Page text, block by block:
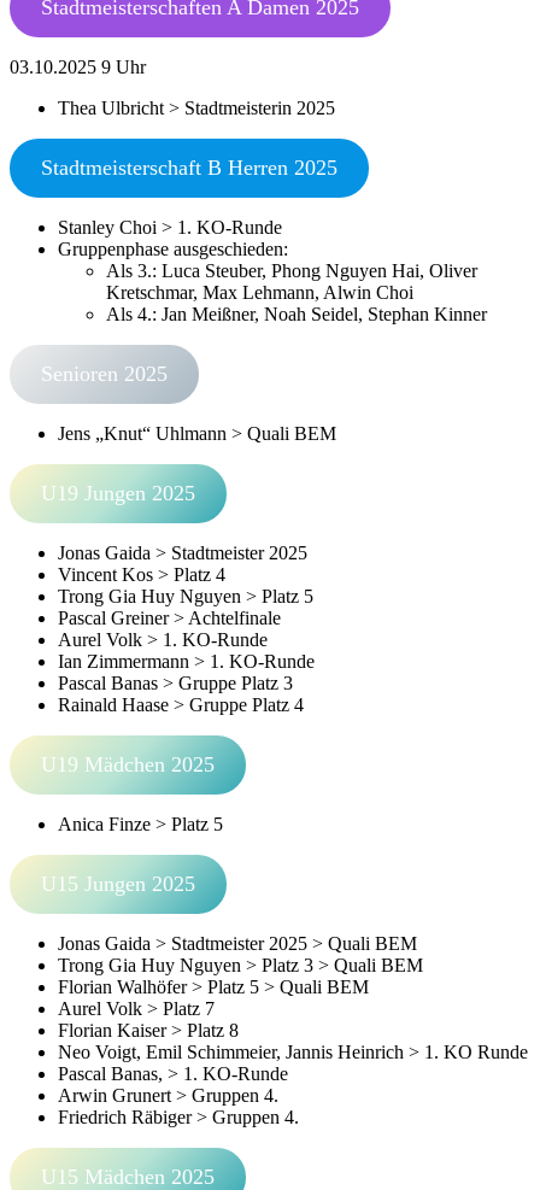
Stadtmeisterschaften A Damen 2025
03.10.2025 9 Uhr
Thea Ulbricht > Stadtmeisterin 2025
Stadtmeisterschaft B Herren 2025
Stanley Choi > 1. KO-Runde
Gruppenphase ausgeschieden:
Als 3.: Luca Steuber, Phong Nguyen Hai, Oliver
Kretschmar, Max Lehmann, Alwin Choi
Als 4.: Jan Meißner, Noah Seidel, Stephan Kinner
Senioren 2025
Jens „Knut“ Uhlmann > Quali BEM
U19 Jungen 2025
Jonas Gaida > Stadtmeister 2025
Vincent Kos > Platz 4
Trong Gia Huy Nguyen > Platz 5
Pascal Greiner > Achtelfinale
Aurel Volk > 1. KO-Runde
Ian Zimmermann > 1. KO-Runde
Pascal Banas > Gruppe Platz 3
Rainald Haase > Gruppe Platz 4
U19 Mädchen 2025
Anica Finze > Platz 5
U15 Jungen 2025
Jonas Gaida > Stadtmeister 2025 > Quali BEM
Trong Gia Huy Nguyen > Platz 3 > Quali BEM
Florian Walhöfer > Platz 5 > Quali BEM
Aurel Volk > Platz 7
Florian Kaiser > Platz 8
Neo Voigt, Emil Schimmeier, Jannis Heinrich > 1. KO Runde
Pascal Banas, > 1. KO-Runde
Arwin Grunert > Gruppen 4.
Friedrich Räbiger > Gruppen 4.
U15 Mädchen 2025